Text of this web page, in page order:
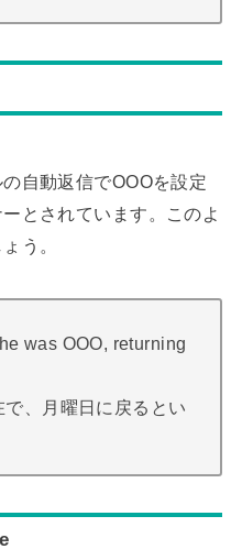
自動返信でOOOを設定
とされています。このよ
う。
was OOO, returning
で、月曜日に戻るとい